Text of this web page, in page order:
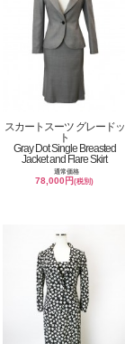
スカートスーツ グレードッ
ト
Gray Dot Single Breasted
Jacket and Flare Skirt
通常価格
78,000円(税別)